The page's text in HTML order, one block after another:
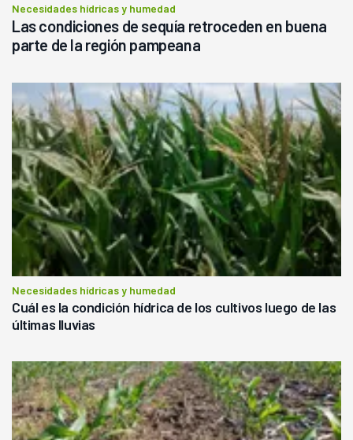
Necesidades hídricas y humedad
Las condiciones de sequía retroceden en buena
parte de la región pampeana
Necesidades hídricas y humedad
Cuál es la condición hídrica de los cultivos luego de las
últimas lluvias